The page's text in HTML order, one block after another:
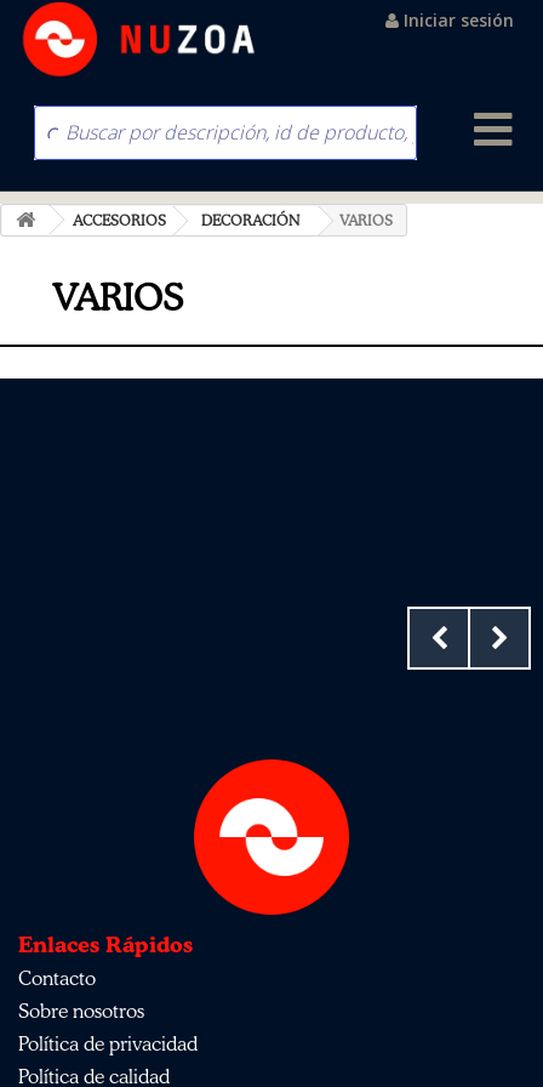
Iniciar sesión
ACCESORIOS DECORACIÓN VARIOS
VARIOS
Enlaces Rápidos
Contacto
Sobre nosotros
Política de privacidad
Política de calidad